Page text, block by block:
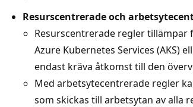
Resurscentrerade och
Resurscentrerade regler
Azure Kubernetes Services (AKS)
endast kräva åtkomst till den
Med arbetsytecentrerade regler
som skickas till arbetsytan av alla